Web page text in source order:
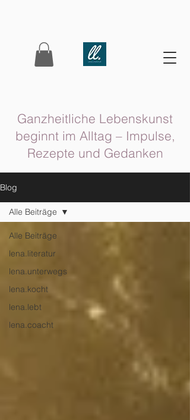
Ganzheitliche Lebenskunst
beginnt im Alltag – Impulse,
Rezepte und Gedanken
Blog
Alle Beiträge
lena.literatur
lena.unterwegs
lena.kocht
lena.lebt
lena.coacht
Alle Beiträge